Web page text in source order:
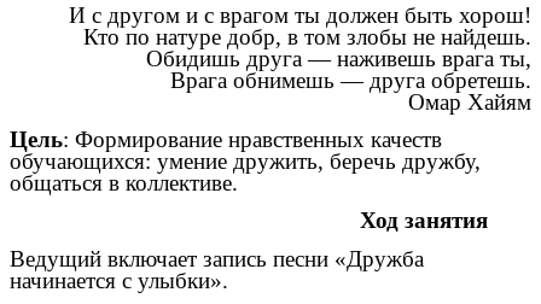
И с другом и с врагом ты должен быть хорош!
Кто по натуре добр, в том злобы не найдешь.
Обидишь друга — наживешь врага ты,
Врага обнимешь — друга обретешь.
Омар Хайям
Цель: Формирование нравственных качеств
обучающихся: умение дружить, беречь дружбу,
общаться в коллективе.
Ход занятия
Ведущий включает запись песни «Дружба
начинается с улыбки».